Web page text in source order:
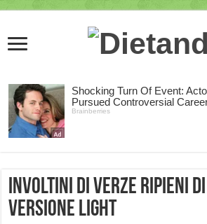
Involtini di verze ripieni
versione light